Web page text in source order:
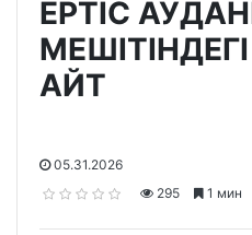
ЕРТІС
АЙТ
05.31.2026
295
1 мин